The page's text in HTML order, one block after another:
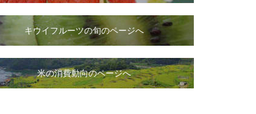
キウイフルーツの旬のページへ
米の消費動向のページへ